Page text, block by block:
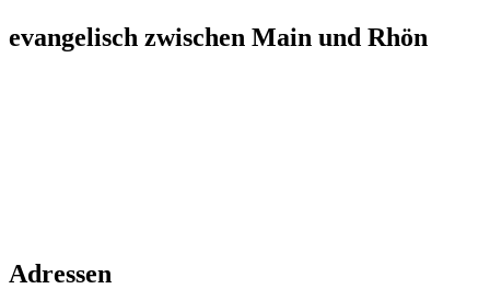
evangelisch zwischen Main und Rhön
Adressen